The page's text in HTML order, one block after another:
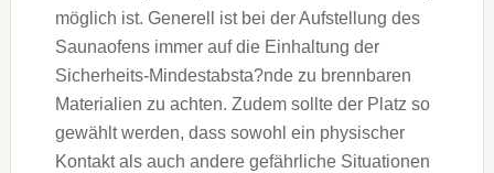
möglich ist. Generell ist bei der Aufstellung des
Saunaofens immer auf die Einhaltung der
Sicherheits-Mindestabsta?nde zu brennbaren
Materialien zu achten. Zudem sollte der Platz so
gewählt werden, dass sowohl ein physischer
Kontakt als auch andere gefährliche Situationen